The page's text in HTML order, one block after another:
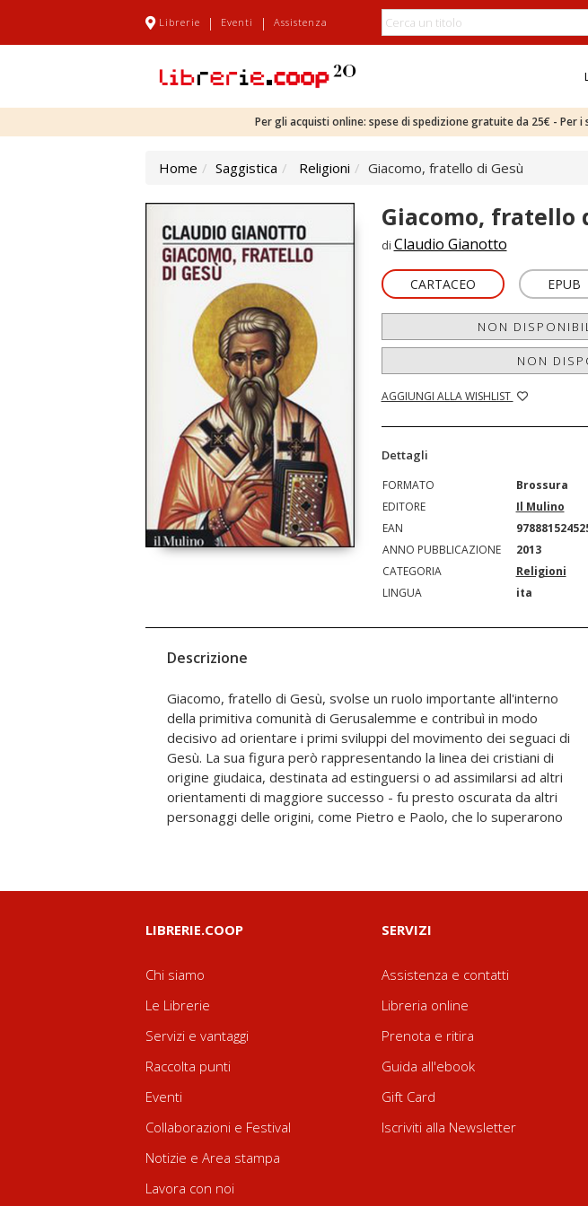
Librerie | Eventi | Assistenza
Per gli acquisti online: spese di spedizione gratuite da 25€ -
Home Saggistica Religioni Giacomo, fratello di Gesù
Giacomo, fratello
di Claudio Gianotto
CARTACEO EPUB
NON
NON
AGGIUNGI ALLA WISHLIST
Dettagli
FORMATO
Brossura
EDITORE
Il Mulino
EAN
ANNO PUBBLICAZIONE
2013
CATEGORIA
Religioni
LINGUA
ita
Descrizione
Giacomo, fratello di Gesù, svolse un ruolo importante all'interno
della primitiva comunità di Gerusalemme e contribuì in modo
decisivo ad orientare i primi sviluppi del movimento dei seguaci di
Gesù. La sua figura però rappresentando la linea dei cristiani di
origine giudaica, destinata ad estinguersi o ad assimilarsi ad altri
orientamenti di maggiore successo - fu presto oscurata da altri
personaggi delle origini, come Pietro e Paolo, che lo superarono
per notorietà ed autorità. In questo libro - basato su una lettura
attenta del Nuovo Testamento e dei Vangeli apocrifi - si racconta
una vicenda appassionante, che pone una serie di interrogativi
sulla vita di Gesù, su chi potesse essere il suo vero erede, sui suoi
familiari, fratelli e sorelle. Questa storia aiuta a far luce sulle
concezioni, i valori, i problemi della primitiva comunità cristiana di
LIBRERIE.COOP
Chi siamo
Le Librerie
Servizi e vantaggi
Raccolta punti
Eventi
Collaborazioni e Festival
Notizie e Area stampa
Lavora con noi
SERVIZI
Assistenza e contatti
Libreria online
Prenota e ritira
Guida all'ebook
Gift Card
Iscriviti alla Newsletter